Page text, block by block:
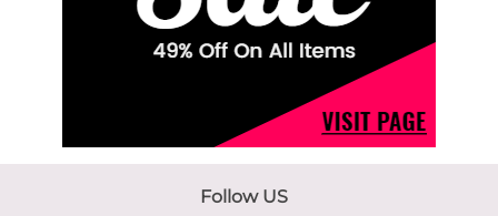
Follow US